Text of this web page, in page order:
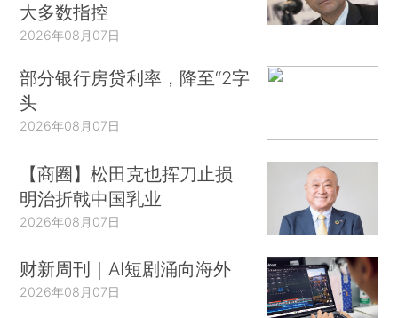
大多数指控
2026年08月07日
部分银行房贷利率，降至“2字
头
2026年08月07日
【商圈】松田克也挥刀止损
明治折戟中国乳业
2026年08月07日
财新周刊｜AI短剧涌向海外
2026年08月07日